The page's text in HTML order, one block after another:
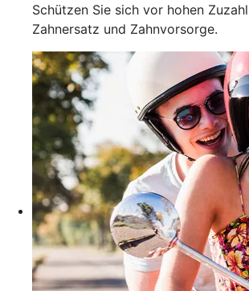
Schützen Sie sich vor hohen
Zahnersatz und Zahnvorsorge.